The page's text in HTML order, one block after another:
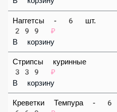
159 ₽
В корзину
Наггетсы - 6 шт.
В корзину
Стрипсы куринные
339 ₽
В корзину